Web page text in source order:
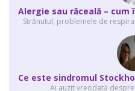
Strănutul, problemele de
Ai auzit vreodată